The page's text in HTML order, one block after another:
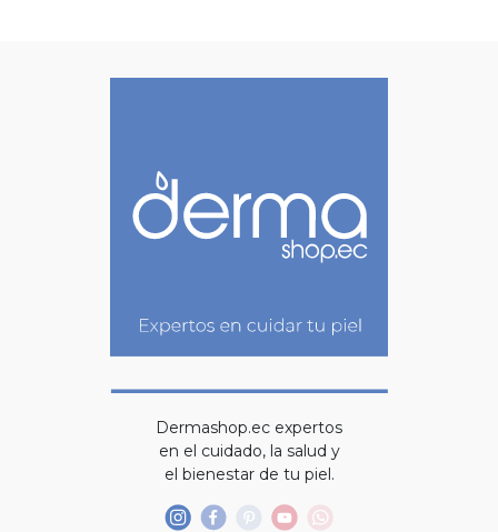
Dermashop.ec expertos
en el cuidado, la salud y
el bienestar de tu piel.